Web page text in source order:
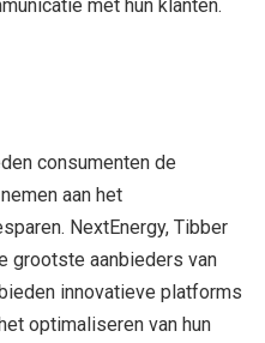
met hun klanten.
consumenten de
aan het
NextEnergy, Tibber
grootste aanbieders van
innovatieve platforms
optimaliseren van hun